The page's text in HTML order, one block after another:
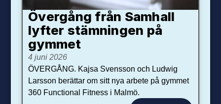
Övergång från Samhall
lyfter stämningen på
gymmet
4 juni 2026
ÖVERGÅNG. Kajsa Svensson och Ludwig
Larsson berättar om sitt nya arbete på gymmet
360 Functional Fitness i Malmö.